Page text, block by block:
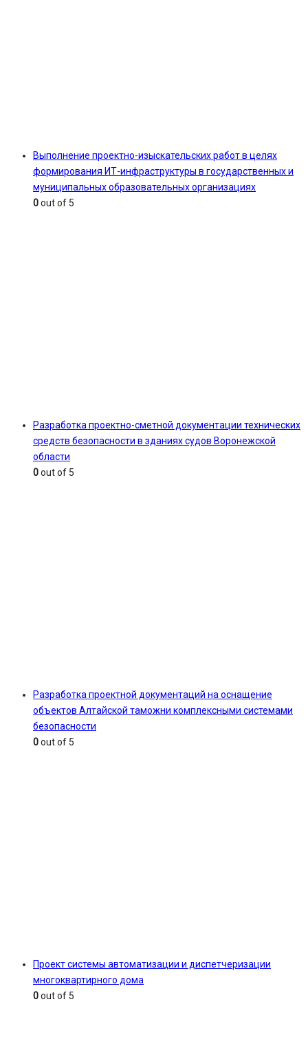
Выполнение проектно-изыскательских работ в целях
формирования ИТ-инфраструктуры в государственных и
муниципальных образовательных организациях
0out of 5
Разработка проектно-сметной документации технических
средств безопасности в зданиях судов Воронежской
области
0out of 5
Разработка проектной документаций на оснащение
объектов Алтайской таможни комплексными системами
безопасности
0out of 5
Проект системы автоматизации и диспетчеризации
многоквартирного дома
0out of 5